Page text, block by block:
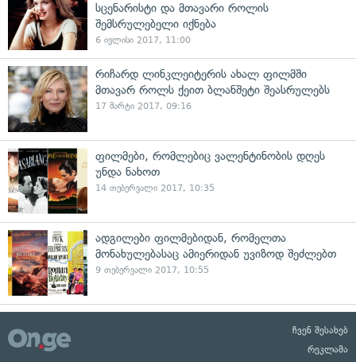
სცენარისტი და მთავარი როლის
შემსრულებელი იქნება
6 ივლისი 2017, 11:00
რიჩარდ ლინკლეიტერის ახალ ფილმში
მთავარ როლს ქეით ბლანშეტი შეასრულებს
17 მარტი 2017, 09:16
ფილმები, რომლებიც ვალენტინობის დღეს
უნდა ნახოთ
14 თებერვალი 2017, 10:35
ადგილები ფილმებიდან, რომელთა
მონახულებასაც ამიერიდან უვიზოდ შეძლებთ
9 თებერვალი 2017, 10:55
ჩვენ შესახებ
რეკლამა